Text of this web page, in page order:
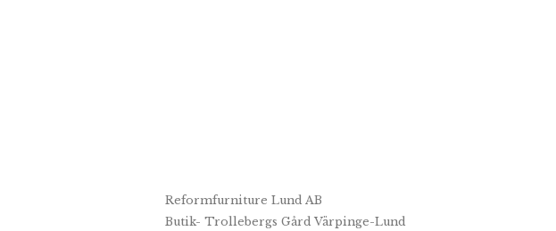
Reformfurniture Lund AB
Butik- Trollebergs Gård Värpinge-Lund